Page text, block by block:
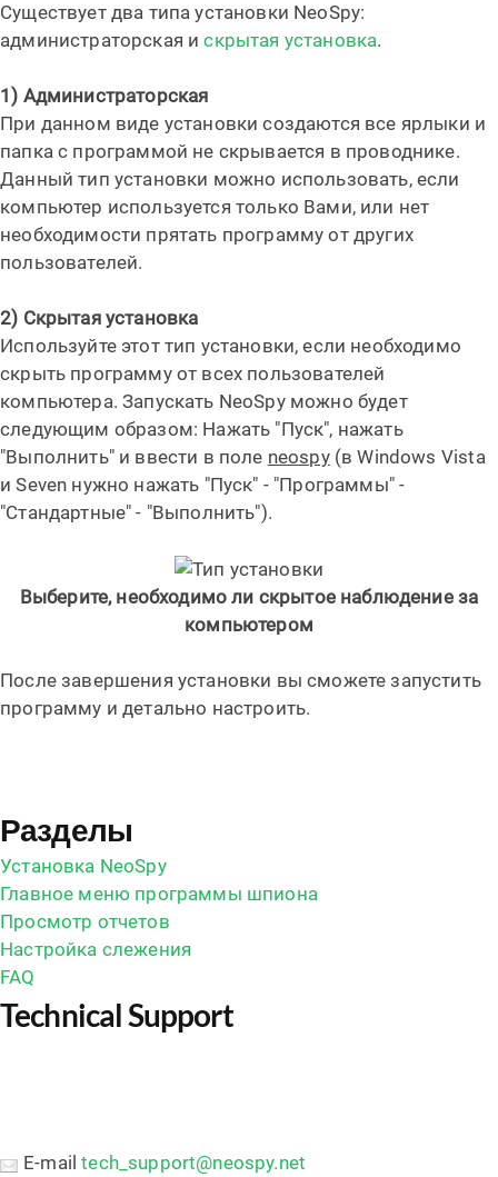
Существует два типа установки NeoSpy:
администраторская искрытая установка.
1) Администраторская
При данном виде установки создаются все ярлыки и
папка с программой не скрывается в проводнике.
Данный тип установки можно использовать, если
компьютер используется только Вами, или нет
необходимости прятать программу от других
пользователей.
2) Скрытая установка
Используйте этот тип установки, если необходимо
скрыть программу от всех пользователей
компьютера. Запускать NeoSpy можно будет
следующим образом: Нажать "Пуск", нажать
"Выполнить" и ввести в поле neospy(в Windows Vista
и Seven нужно нажать "Пуск" - "Программы" -
"Стандартные" - "Выполнить").
Выберите, необходимо ли скрытое наблюдение за
компьютером
После завершения установки вы сможете запустить
программу и детально настроить.
Разделы
Установка NeoSpy
Главное меню программы шпиона
Просмотр отчетов
Настройка слежения
FAQ
Technical Support
E-mailtech_support@neospy.net